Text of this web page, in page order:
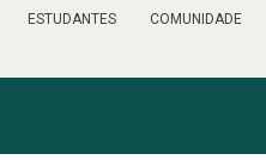
ESTUDANTES COMUNIDADE